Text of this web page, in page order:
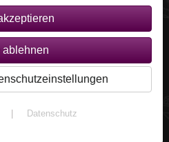
Datenschutz